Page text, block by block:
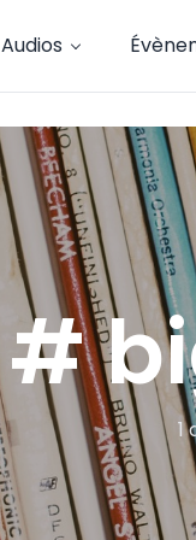
Audios
#
1